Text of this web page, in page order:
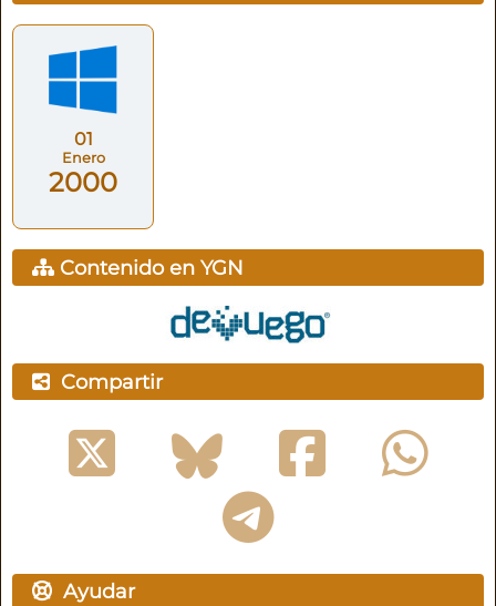
01
Enero
2000
Contenido en YGN
Compartir
Ayudar